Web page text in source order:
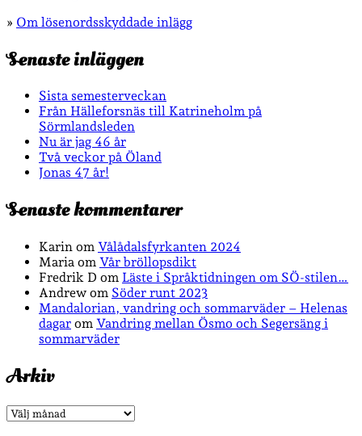
» Om lösenordsskyddade inlägg
Senaste inläggen
Sista semesterveckan
Från Hälleforsnäs till Katrineholm på
Sörmlandsleden
Nu är jag 46 år
Två veckor på Öland
Jonas 47 år!
Senaste kommentarer
Karin om Vålådalsfyrkanten 2024
Maria om Vår bröllopsdikt
Fredrik D om Läste i Språktidningen om SÖ-stilen…
Andrew om Söder runt 2023
Mandalorian, vandring och sommarväder – Helenas
dagar om Vandring mellan Ösmo och Segersäng i
sommarväder
Arkiv
Arkiv